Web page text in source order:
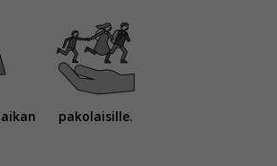
pakolaisille.